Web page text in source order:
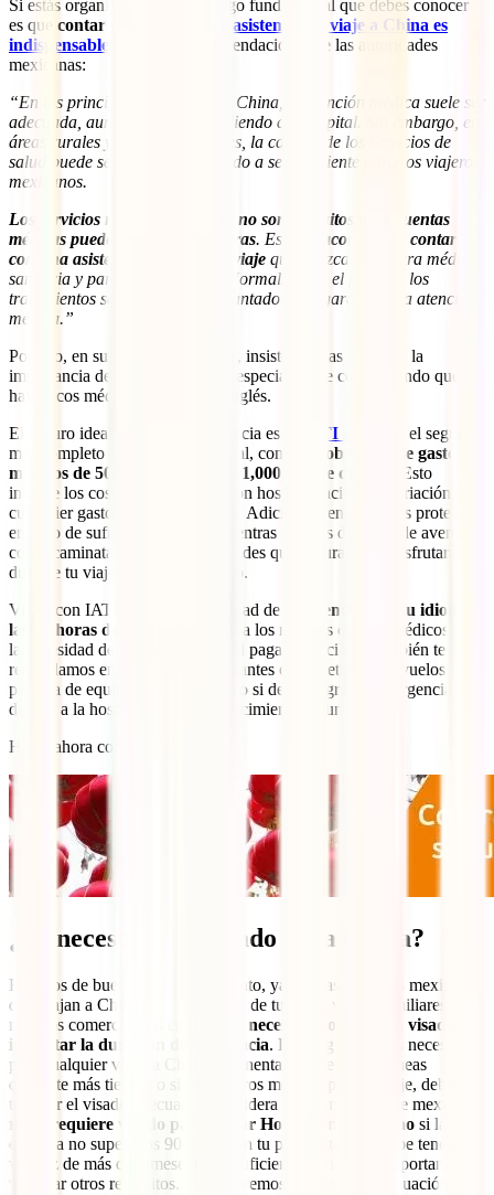
Si estás organizando tu viaje, algo fundamental que debes conocer
es que contar con un
seguro y asistencia de viaje a China es
indispensable
. Según las recomendaciones de las autoridades
mexicanas:
“En las principales ciudades de China, la atención médica suele ser
adecuada, aunque varía dependiendo del hospital. Sin embargo, en
áreas rurales y fuera de las urbes, la calidad de los servicios de
salud puede ser desigual, llegando a ser deficiente para los viajeros
mexicanos.
Los servicios médicos en China no son gratuitos y las cuentas
médicas pueden ser bastante caras. Es
muy aconsejable contar
con una asistencia y seguro de viaje que ofrezca cobertura médica,
sanitaria y para evacuaciones. Normalmente, el pago de los
tratamientos se solicita por adelantado para garantizar la atención
médica.”
Por ello, en sus consejos de viaje, insisten varias veces en la
importancia de llevar un seguro, especialmente considerando que
hay pocos médicos que hablen inglés.
El seguro ideal para esta experiencia es el
IATI Estrella
, el seguro
más completo a nivel internacional, con una
cobertura de gastos
médicos de 500,000 USD hasta 1,000,000 de dólares
. Esto
incluye los costos relacionados con hospitalización, repatriación y
cualquier gasto médico necesario. Adicionalmente, estarás protegido
en caso de sufrir un accidente mientras realizas deportes de aventura
como caminatas o kayak, actividades que seguramente disfrutarás
durante tu viaje al gigante asiático.
Viajar con IATI te da la tranquilidad de ser
atendido en tu idioma
las 24 horas del día
, accediendo a los mejores centros médicos sin
la necesidad de adelantar pagos ni pagar deducible. También te
respaldamos en situaciones estresantes como retrasos en vuelos,
pérdida de equipaje, repatriación o si debes regresar de urgencia
debido a la hospitalización o fallecimiento de un familiar.
Hazte ahora con él:
¿Es necesario un visado para China?
Estamos de buenas, aunque no tanto, ya que las personas mexicanas
que viajan a China con el objetivo de turismo, visitas familiares,
motivos comerciales o en tránsito, necesitan solicitar un visado sin
importar la duración de la estancia. Esta regulación es necesaria
para cualquier visita a China continental. Es decir, si planeas
quedarte más tiempo o si tienes otros motivos para tu viaje, deberás
tramitar el visado adecuado. Considera que con pasaporte mexicano,
no se requiere visado para visitar Hong Kong o Macao si la
estancia no supera los 90 días. Con tu pasaporte (que debe tener una
validez de más de 6 meses) será suficiente, aunque es importante
verificar otros requisitos. Te hablaremos de ellos a continuación.